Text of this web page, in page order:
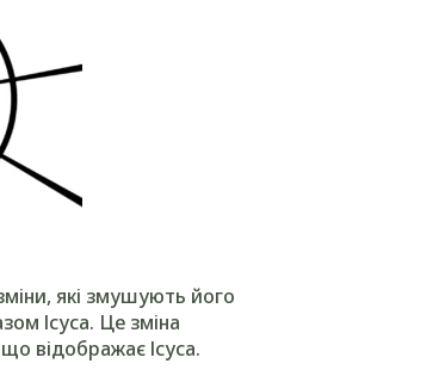
які змушують його
Ісуса. Це зміна
відображає Ісуса.